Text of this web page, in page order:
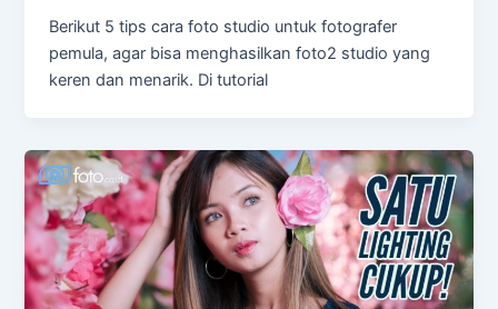
Berikut 5 tips cara foto studio untuk fotografer
pemula, agar bisa menghasilkan foto2 studio yang
keren dan menarik. Di tutorial